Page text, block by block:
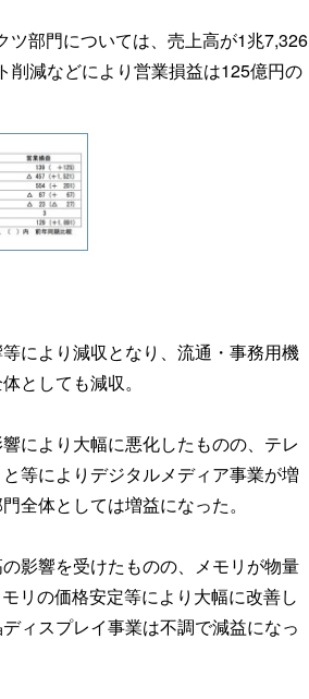
部門については、売上高が1兆7,326
削減などにより営業損益は125億円の
により減収となり、流通・事務用機
としても減収。
により大幅に悪化したものの、テレ
等によりデジタルメディア事業が増
全体としては増益になった。
影響を受けたものの、メモリが物量
リの価格安定等により大幅に改善し
ィスプレイ事業は不調で減益になっ